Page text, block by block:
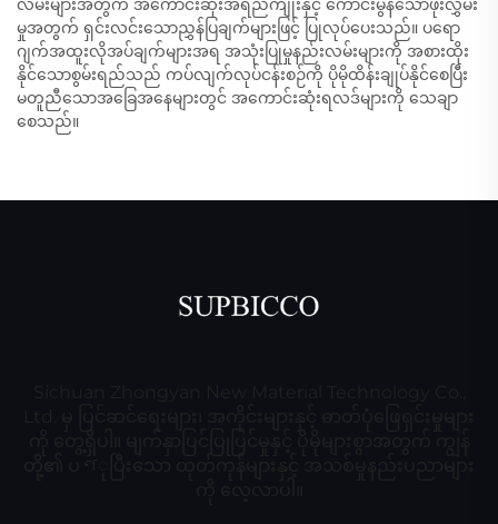
လမ်းများအတွက် အကောင်းဆုံးအရည်ကျိုးနှင့် ကောင်းမွန်သောဖုံးလွှမ်း
မှုအတွက် ရှင်းလင်းသောညွှန်ပြချက်များဖြင့် ပြုလုပ်ပေးသည်။ ပရော
ဂျက်အထူးလိုအပ်ချက်များအရ အသုံးပြုမှုနည်းလမ်းများကို အစားထိုး
နိုင်သောစွမ်းရည်သည် ကပ်လျက်လုပ်ငန်းစဉ်ကို ပိုမိုထိန်းချုပ်နိုင်စေပြီး
မတူညီသောအခြေအနေများတွင် အကောင်းဆုံးရလဒ်များကို သေချာ
စေသည်။